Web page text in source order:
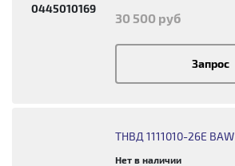
0445010169
30 500 руб
Запрос
ТНВД 1111010-26E BAW
Нет в наличии